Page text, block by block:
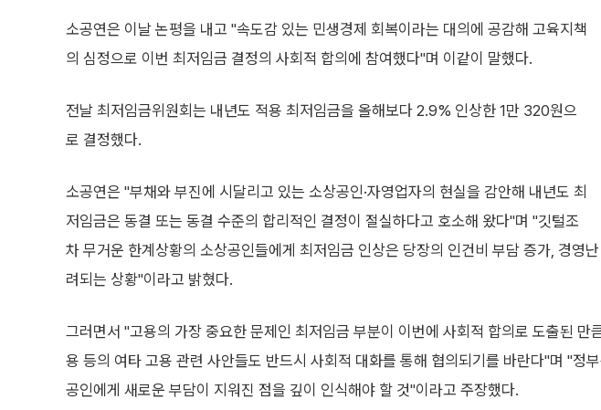
소공연은 이날 논평을 내고 "속도감 있는 민생경제 회복이라는 대의에 공감해 고육지책
의 심정으로 이번 최저임금 결정의 사회적 합의에 참여했다"며 이같이 말했다.
전날 최저임금위원회는 내년도 적용 최저임금을 올해보다 2.9% 인상한 1만 320원으
로 결정했다.
소공연은 "부채와 부진에 시달리고 있는 소상공인·자영업자의 현실을 감안해 내년도 최
저임금은 동결 또는 동결 수준의 합리적인 결정이 절실하다고 호소해 왔다"며 "깃털조
차 무거운 한계상황의 소상공인들에게 최저임금 인상은 당장의 인건비 부담 증가, 경영
려되는 상황"이라고 밝혔다.
그러면서 "고용의 가장 중요한 문제인 최저임금 부분이 이번에 사회적 합의로 도출된 만
용 등의 여타 고용 관련 사안들도 반드시 사회적 대화를 통해 협의되기를 바란다"며 "정
공인에게 새로운 부담이 지워진 점을 깊이 인식해야 할 것"이라고 주장했다.